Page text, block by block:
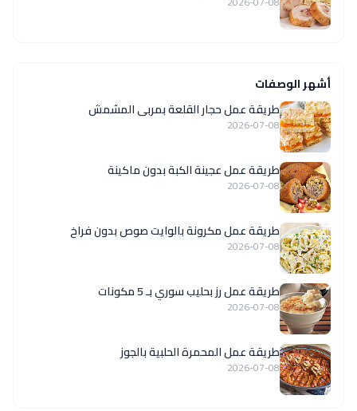
أشهر الوصفات
طريقة عمل حجار القلعة بمربى المشمش
2026-07-08
طريقة عمل عجينة الكبة بدون ماكينة
2026-07-08
طريقة عمل مكرونة بالوايت صوص بدون فراخ
2026-07-08
طريقة عمل رز بحليب سوري بـ 5 مكونات
2026-07-08
طريقة عمل المحمرة الحلبية بالجوز
2026-07-08